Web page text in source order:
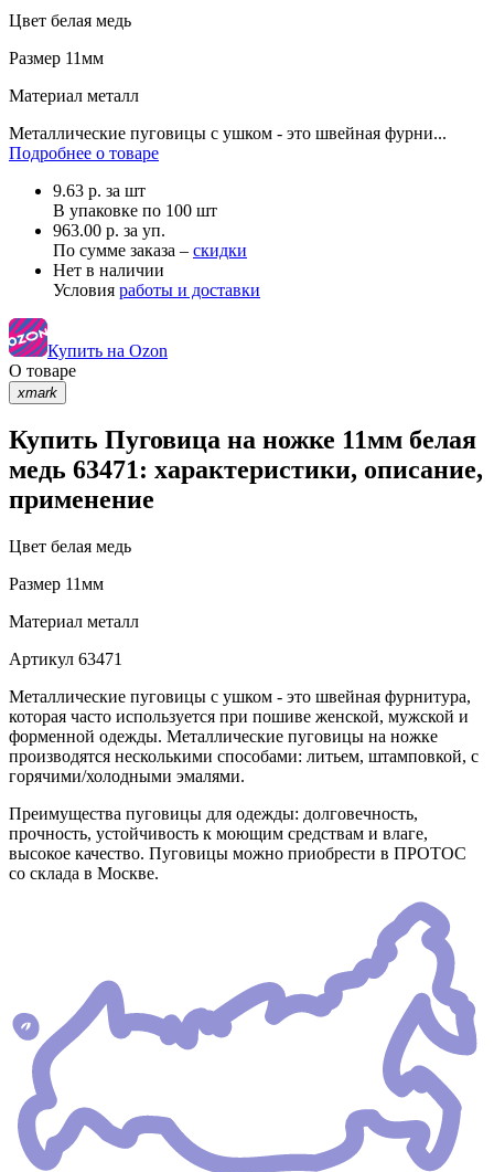
Цвет белая медь
Размер 11мм
Материал металл
Металлические пуговицы с ушком - это швейная фурни...
Подробнее о товаре
9.63 р. за шт
В упаковке по 100 шт
963.00 р. за уп.
По сумме заказа – скидки
Нет в наличии
Условия работы и доставки
Купить на Ozon
О товаре
xmark
Купить Пуговица на ножке 11мм белая
медь 63471: характеристики, описание,
применение
Цвет белая медь
Размер 11мм
Материал металл
Артикул 63471
Металлические пуговицы с ушком - это швейная фурнитура,
которая часто используется при пошиве женской, мужской и
форменной одежды. Металлические пуговицы на ножке
производятся несколькими способами: литьем, штамповкой, с
горячими/холодными эмалями.
Преимущества пуговицы для одежды: долговечность,
прочность, устойчивость к моющим средствам и влаге,
высокое качество. Пуговицы можно приобрести в ПРОТОС
со склада в Москве.